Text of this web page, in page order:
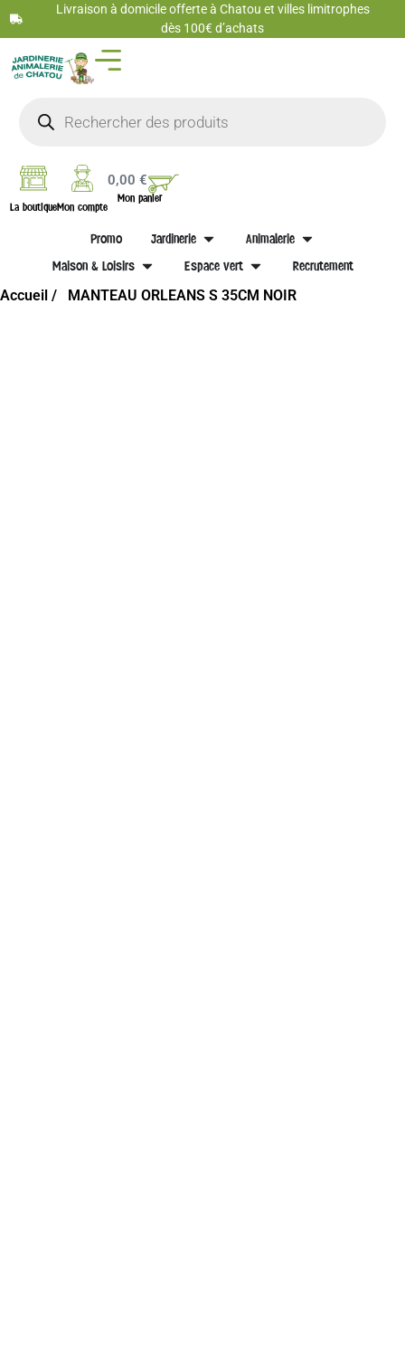
Livraison à domicile offerte à Chatou et villes limitrophes
dès 100€ d’achats
La boutiqueMon compte
0,00€
Mon panier
Promo Jardinerie
Animalerie
Maison & Loisirs
Espace vert Recrutement
Accueil / MANTEAU ORLEANS S 35CM NOIR